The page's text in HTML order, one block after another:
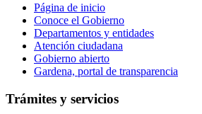
Página de inicio
Conoce el Gobierno
Departamentos y entidades
Atención ciudadana
Gobierno abierto
Gardena, portal de transparencia
Trámites y servicios